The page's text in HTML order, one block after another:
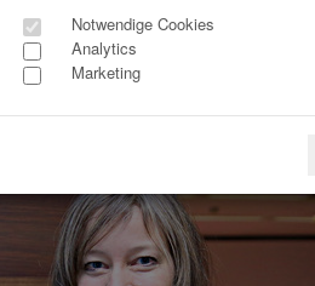
Notwendige Cookies
Analytics
Marketing